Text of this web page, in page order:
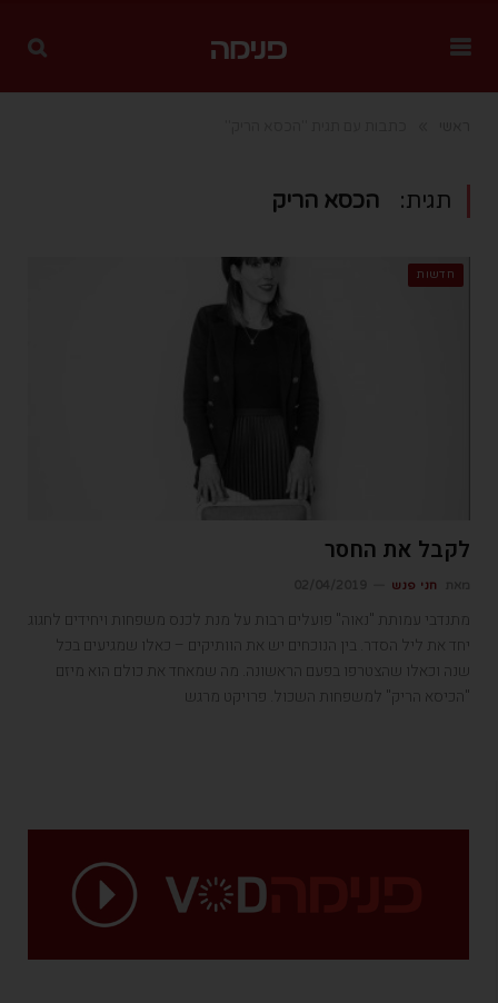
תגית: הכסא הריק
חדשות
לקבל את החסר
חני פנש
מתנדבי עמותת "נאוה" פועלים רבות על מנת לכנס משפחות ויחידים לחגוג
יחד את ליל הסדר. בין הנוכחים יש את הוותיקים – כאלו שמגיעים בכל
שנה וכאלו שהצטרפו בפעם הראשונה. מה שמאחד את כולם הוא מיזם
"הכיסא הריק" למשפחות השכול. פרויקט מרגש